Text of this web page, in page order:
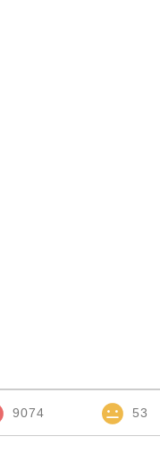
9074 53